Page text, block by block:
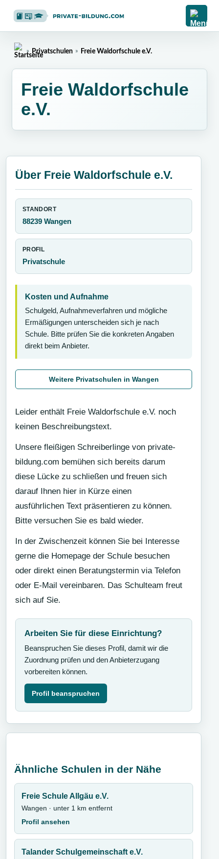
Home
» Privatschulen » Freie Waldorfschule e.V.
Freie Waldorfschule
e.V.
Über Freie Waldorfschule e.V.
STANDORT
88239 Wangen
PROFIL
Privatschule
Kosten und Aufnahme
Schulgeld, Aufnahmeverfahren und mögliche
Ermäßigungen unterscheiden sich je nach
Schule. Bitte prüfen Sie die konkreten Angaben
direkt beim Anbieter.
Weitere Privatschulen in Wangen
Leider enthält Freie Waldorfschule e.V. noch
keinen Beschreibungstext.
Unsere fleißigen Schreiberlinge von private-
bildung.com bemühen sich bereits darum
diese Lücke zu schließen und freuen sich
darauf Ihnen hier in Kürze einen
ausführlichen Text präsentieren zu können.
Bitte versuchen Sie es bald wieder.
In der Zwischenzeit können Sie bei Interesse
gerne die Homepage der Schule besuchen
oder direkt einen Beratungstermin via Telefon
oder E-Mail vereinbaren. Das Schulteam freut
sich auf Sie.
Arbeiten Sie für diese Einrichtung?
Beanspruchen Sie dieses Profil, damit wir die
Zuordnung prüfen und den Anbieterzugang
vorbereiten können.
Profil beanspruchen
Ähnliche Schulen in der Nähe
Freie Schule Allgäu e.V.
Wangen · unter 1 km entfernt
Profil ansehen
Talander Schulgemeinschaft e.V.